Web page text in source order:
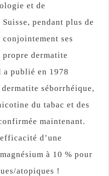
et de
pendant plus de
ses
propre dermatite
publié en 1978
séborrhéique,
du tabac et des
maintenant.
d’une
à 10 % pour
atopiques !